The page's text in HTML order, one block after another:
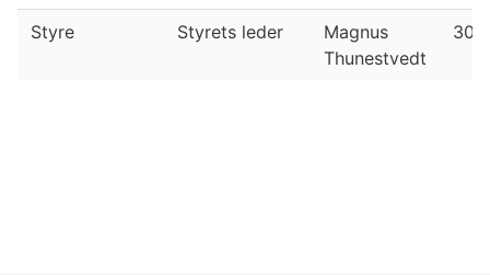
Styre Styrets leder
Magnus
Thunestvedt